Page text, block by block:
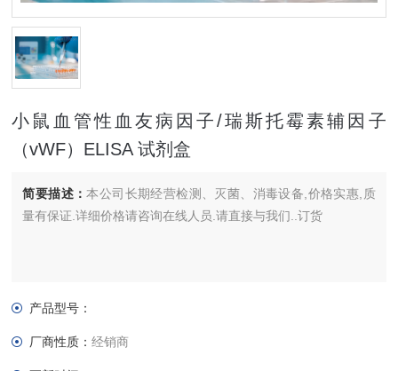
小鼠血管性血友病因子/瑞斯托霉素辅因子
（vWF）ELISA 试剂盒
简要描述：本公司长期经营检测、灭菌、消毒设备,价格实惠,质
量有保证.详细价格请咨询在线人员.请直接与我们..订货
产品型号：
厂商性质：经销商